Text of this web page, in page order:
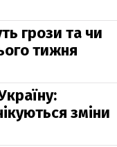
грози та чи
тижня
зміни